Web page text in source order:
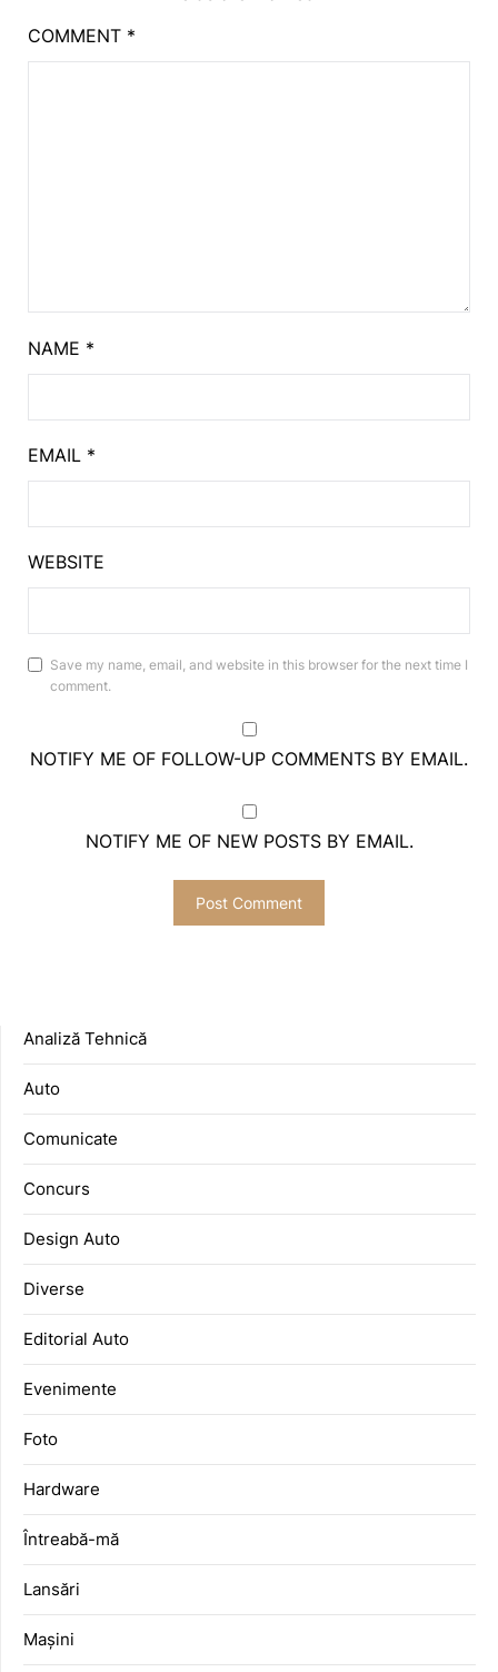
COMMENT *
NAME *
EMAIL *
WEBSITE
Save my name, email, and website in this browser for the next time I
comment.
NOTIFY ME OF FOLLOW-UP COMMENTS BY EMAIL.
NOTIFY ME OF NEW POSTS BY EMAIL.
Analiză Tehnică
Auto
Comunicate
Concurs
Design Auto
Diverse
Editorial Auto
Evenimente
Foto
Hardware
Întreabă-mă
Lansări
Mașini